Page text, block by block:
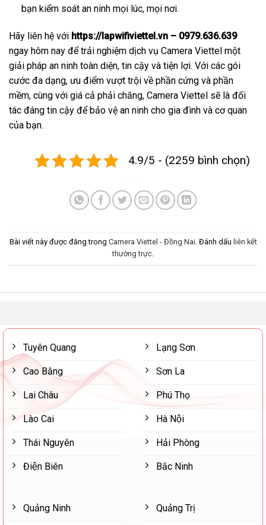
bạn kiểm soát an ninh mọi lúc, mọi nơi.
Hãy liên hệ với https://lapwifiviettel.vn – 0979.636.639
ngay hôm nay để trải nghiệm dịch vụ Camera Viettel một
giải pháp an ninh toàn diện, tin cậy và tiện lợi. Với các gói
cước đa dạng, ưu điểm vượt trội về phần cứng và phần
mềm, cùng với giá cả phải chăng, Camera Viettel sẽ là đối
tác đáng tin cậy để bảo vệ an ninh cho gia đình và cơ quan
của bạn.
4.9/5 - (2259 bình chọn)
Bài viết này được đăng trong Camera Viettel - Đồng Nai. Đánh dấu liên kết
thường trực.
Tuyên Quang
Cao Bằng
Lai Châu
Lào Cai
Thái Nguyên
Điện Biên
Lạng Sơn
Sơn La
Phú Thọ
Hà Nội
Hải Phòng
Bắc Ninh
Quảng Ninh Quảng Trị